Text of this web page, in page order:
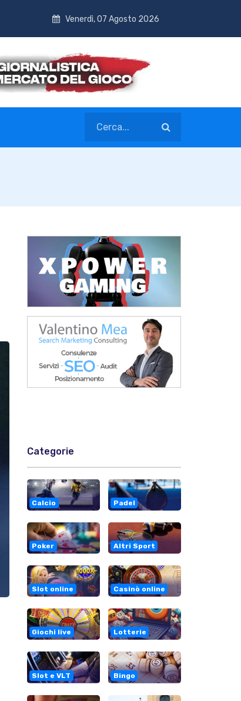
Venerdì, 07 Agosto 2026
Categorie
Calcio Padel
Poker Altri Sport
Slot online Casinò online
Giochi live Lotterie
Slot e VLT Bingo